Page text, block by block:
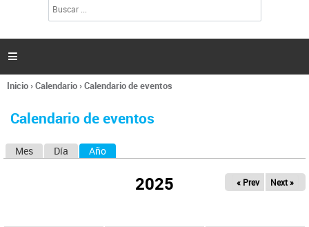
l
s

Se
usted
Inicio›Calendario›Calendario de eventos
Calendario de eventos
Mes Día Año
2025 « Prev Next »